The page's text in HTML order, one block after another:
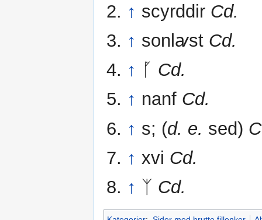
↑ scyrddir Cd.
↑ sonlꜹst Cd.
↑ ᚵ Cd.
↑ nanf Cd.
↑ s; (d. e. sed)
↑ xvi Cd.
↑ ᛉ Cd.